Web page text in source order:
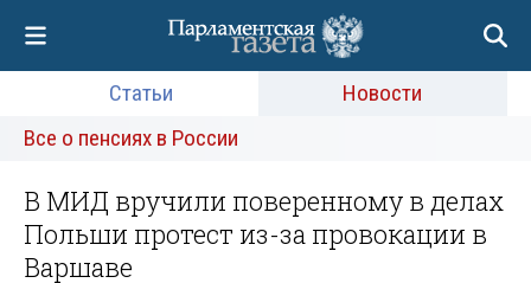
Статьи
Новости
Все о пенсиях в России
В МИД вручили поверенному в делах
Польши протест из-за провокации в
Варшаве